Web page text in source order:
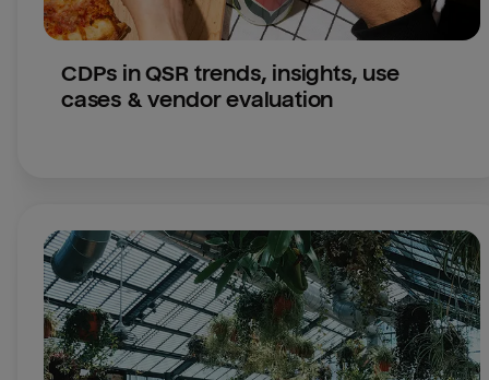
CDPs in QSR trends, insights, use
cases & vendor evaluation